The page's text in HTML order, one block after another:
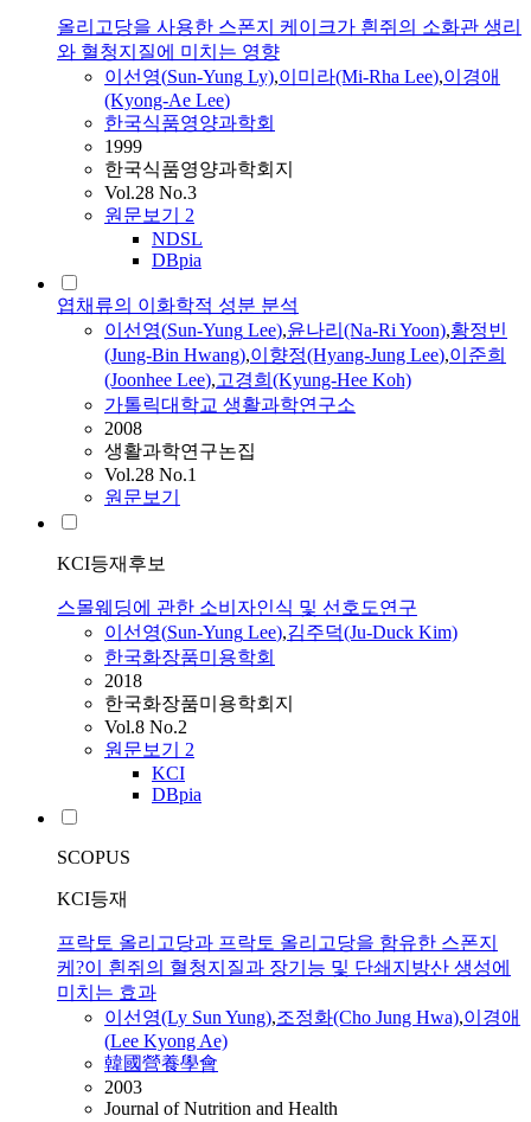
올리고당을 사용한 스폰지 케이크가 흰쥐의 소화관 생리
와 혈청지질에 미치는 영향
이선영(Sun-Yung Ly),이미라(Mi-Rha Lee),이경애
(Kyong-Ae Lee)
한국식품영양과학회
1999
한국식품영양과학회지
Vol.28 No.3
원문보기 2
NDSL
DBpia
엽채류의 이화학적 성분 분석
이선영(Sun-Yung Lee),윤나리(Na-Ri Yoon),황정빈
(Jung-Bin Hwang),이향정(Hyang-Jung Lee),이준희
(Joonhee Lee),고경희(Kyung-Hee Koh)
가톨릭대학교 생활과학연구소
2008
생활과학연구논집
Vol.28 No.1
원문보기
KCI등재후보
스몰웨딩에 관한 소비자인식 및 선호도연구
이선영(Sun-Yung Lee),김주덕(Ju-Duck Kim)
한국화장품미용학회
2018
한국화장품미용학회지
Vol.8 No.2
원문보기 2
KCI
DBpia
SCOPUS
KCI등재
프락토 올리고당과 프락토 올리고당을 함유한 스폰지
케?이 흰쥐의 혈청지질과 장기능 및 단쇄지방산 생성에
미치는 효과
이선영(Ly SunYung),조정화(Cho Jung Hwa),이경애
(Lee Kyong Ae)
韓國營養學會
2003
Journal of Nutrition and Health